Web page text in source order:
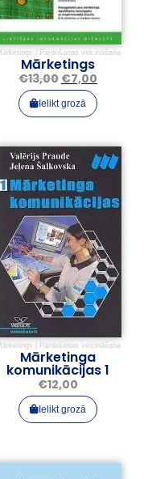
Pārdošanas veicināšana
Mārketings
€13,00 €7,00
Ielikt grozā
Pārdošanas veicināšana
Mārketinga
komunikācijas 1
€12,00
Ielikt grozā